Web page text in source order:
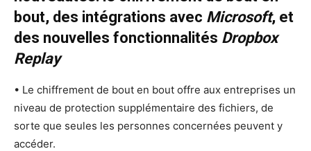
bout, des intégrations avec Microsoft, et
des nouvelles fonctionnalités Dropbox
Replay
• Le chiffrement de bout en bout offre aux entreprises un
niveau de protection supplémentaire des fichiers, de
sorte que seules les personnes concernées peuvent y
accéder.